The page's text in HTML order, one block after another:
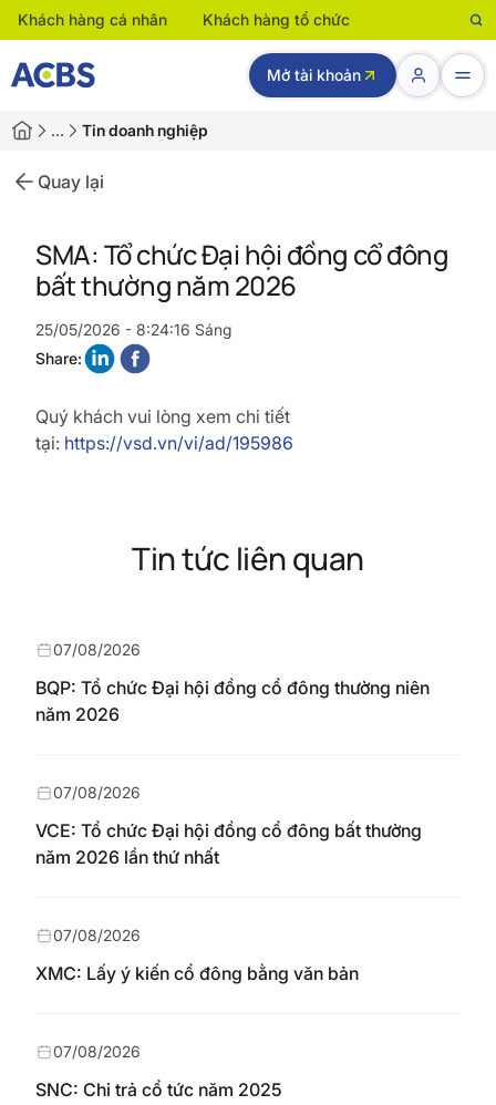
Khách hàng cá nhân Khách hàng tổ chức
Mở tài khoản
… Tin doanh nghiệp
Quay lại
SMA: Tổ chức Đại hội đồng cổ đông
bất thường năm 2026
25/05/2026 - 8:24:16 Sáng
Share:
Quý khách vui lòng xem chi tiết
tại: https://vsd.vn/vi/ad/195986
Tin tức liên quan
BQP: Tổ chức Đại hội đồng cổ đông thường niên
năm 2026
07/08/2026
VCE: Tổ chức Đại hội đồng cổ đông bất thường
năm 2026 lần thứ nhất
07/08/2026
XMC: Lấy ý kiến cổ đông bằng văn bản
07/08/2026
SNC: Chi trả cổ tức năm 2025
07/08/2026